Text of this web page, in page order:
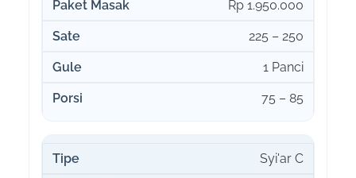
Rp 1.950.000
225 – 250
1 Panci
75 – 85
Syi'ar C